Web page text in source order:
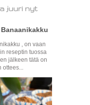
juuri nyt
, on vaan
reseptin tuossa
jälkeen tätä on
ottees...